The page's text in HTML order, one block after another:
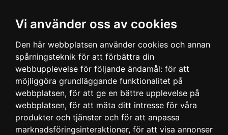
Vi använder oss av cookies
Den här webbplatsen använder cookies och annan
spårningsteknik för att förbättra din
webbupplevelse för följande ändamål: för att
möjliggöra grundläggande funktionalitet på
webbplatsen, för att ge en bättre upplevelse på
webbplatsen, för att mäta ditt intresse för våra
produkter och tjänster och för att anpassa
marknadsföringsinteraktioner, för att visa annonser